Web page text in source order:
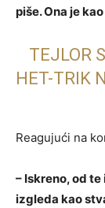
piše. Ona je
TEJLOR
HET-TRIK
Reagujući na
– Iskreno, od
izgleda kao